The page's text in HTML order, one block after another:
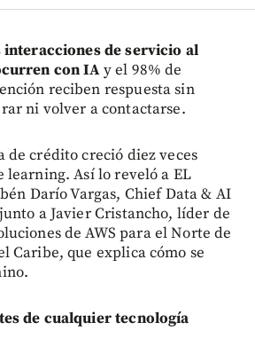
interacciones de servicio al
con IAy el 98% de
reciben respuesta sin
ni volver a contactarse.
de crédito creció diez veces
learning. Así lo reveló a EL
Darío Vargas, Chief Data & AI
a Javier Cristancho, líder de
de AWS para el Norte de
Caribe, que explica cómo se
de cualquier tecnología